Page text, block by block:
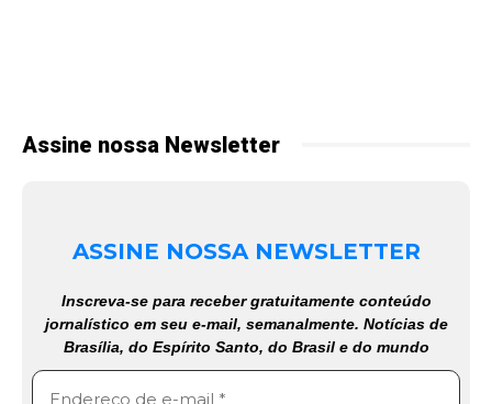
Assine nossa Newsletter
ASSINE NOSSA NEWSLETTER
Inscreva-se para receber gratuitamente conteúdo
jornalístico em seu e-mail, semanalmente. Notícias de
Brasília, do Espírito Santo, do Brasil e do mundo